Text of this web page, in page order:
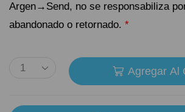
Argen→Send, no se responsabiliza
abandonado o retornado. *
Agregar Al